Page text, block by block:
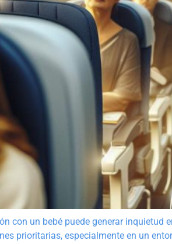
con un bebé puede generar inquietud
prioritarias, especialmente en un